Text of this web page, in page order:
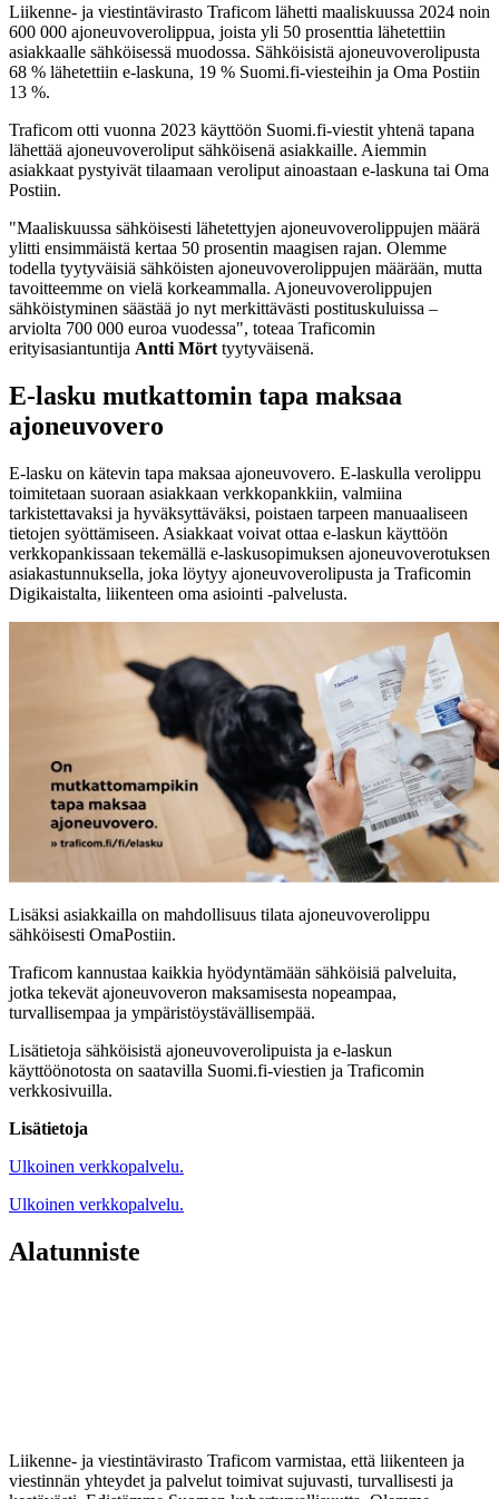
Liikenne- ja viestintävirasto Traficom lähetti maaliskuussa 2024 noin
600 000 ajoneuvoverolippua, joista yli 50 prosenttia lähetettiin
asiakkaalle sähköisessä muodossa. Sähköisistä ajoneuvoverolipusta
68 % lähetettiin e-laskuna, 19 % Suomi.fi-viesteihin ja Oma Postiin
13 %.
Traficom otti vuonna 2023 käyttöön Suomi.fi-viestit yhtenä tapana
lähettää ajoneuvoveroliput sähköisenä asiakkaille. Aiemmin
asiakkaat pystyivät tilaamaan veroliput ainoastaan e-laskuna tai Oma
Postiin.
"Maaliskuussa sähköisesti lähetettyjen ajoneuvoverolippujen määrä
ylitti ensimmäistä kertaa 50 prosentin maagisen rajan. Olemme
todella tyytyväisiä sähköisten ajoneuvoverolippujen määrään, mutta
tavoitteemme on vielä korkeammalla. Ajoneuvoverolippujen
sähköistyminen säästää jo nyt merkittävästi postituskuluissa –
arviolta 700 000 euroa vuodessa", toteaa Traficomin
erityisasiantuntija Antti Mört tyytyväisenä.
E-lasku mutkattomin tapa maksaa
ajoneuvovero
E-lasku on kätevin tapa maksaa ajoneuvovero. E-laskulla verolippu
toimitetaan suoraan asiakkaan verkkopankkiin, valmiina
tarkistettavaksi ja hyväksyttäväksi, poistaen tarpeen manuaaliseen
tietojen syöttämiseen. Asiakkaat voivat ottaa e-laskun käyttöön
verkkopankissaan tekemällä e-laskusopimuksen ajoneuvoverotuksen
asiakastunnuksella, joka löytyy ajoneuvoverolipusta ja Traficomin
Digikaistalta, liikenteen oma asiointi -palvelusta.
Lisäksi asiakkailla on mahdollisuus tilata ajoneuvoverolippu
sähköisesti OmaPostiin.
Traficom kannustaa kaikkia hyödyntämään sähköisiä palveluita,
jotka tekevät ajoneuvoveron maksamisesta nopeampaa,
turvallisempaa ja ympäristöystävällisempää.
Lisätietoja sähköisistä ajoneuvoverolipuista ja e-laskun
käyttöönotosta on saatavilla Suomi.fi-viestien ja Traficomin
verkkosivuilla.
Lisätietoja
Ulkoinen verkkopalvelu.
Ulkoinen verkkopalvelu.
Alatunniste
Liikenne- ja viestintävirasto Traficom varmistaa, että liikenteen ja
viestinnän yhteydet ja palvelut toimivat sujuvasti, turvallisesti ja